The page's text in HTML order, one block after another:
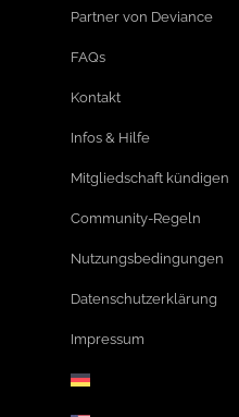
Partner von Deviance
FAQs
Kontakt
Infos & Hilfe
Mitgliedschaft kündigen
Community-Regeln
Nutzungsbedingungen
Datenschutzerklärung
Impressum